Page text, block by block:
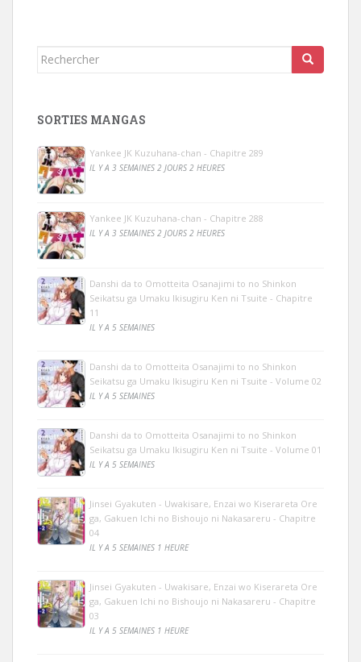
Rechercher...
SORTIES MANGAS
Yankee JK Kuzuhana-chan - Chapitre 289
IL Y A 3 SEMAINES 2 JOURS 2 HEURES
Yankee JK Kuzuhana-chan - Chapitre 288
IL Y A 3 SEMAINES 2 JOURS 2 HEURES
Danshi da to Omotteita Osanajimi to no Shinkon
Seikatsu ga Umaku Ikisugiru Ken ni Tsuite - Chapitre
11
IL Y A 5 SEMAINES
Danshi da to Omotteita Osanajimi to no Shinkon
Seikatsu ga Umaku Ikisugiru Ken ni Tsuite - Volume 02
IL Y A 5 SEMAINES
Danshi da to Omotteita Osanajimi to no Shinkon
Seikatsu ga Umaku Ikisugiru Ken ni Tsuite - Volume 01
IL Y A 5 SEMAINES
Jinsei Gyakuten - Uwakisare, Enzai wo Kiserareta Ore
ga, Gakuen Ichi no Bishoujo ni Nakasareru - Chapitre
04
IL Y A 5 SEMAINES 1 HEURE
Jinsei Gyakuten - Uwakisare, Enzai wo Kiserareta Ore
ga, Gakuen Ichi no Bishoujo ni Nakasareru - Chapitre
03
IL Y A 5 SEMAINES 1 HEURE